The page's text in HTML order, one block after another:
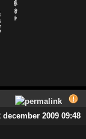
december 2009 09:48